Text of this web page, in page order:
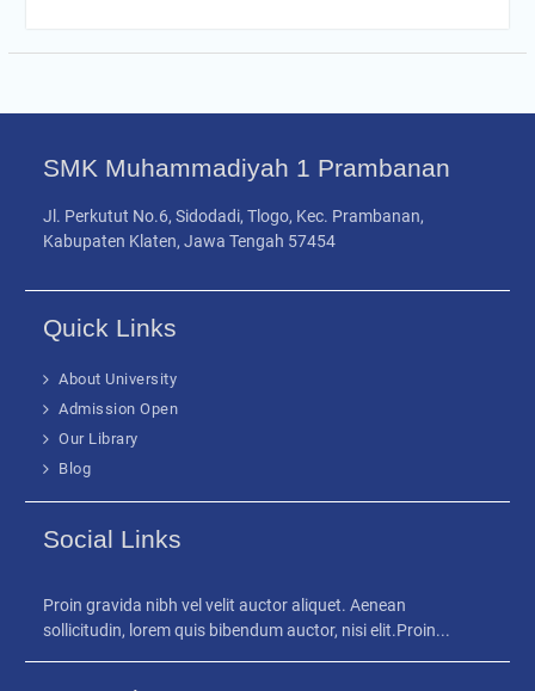
SMK Muhammadiyah 1 Prambanan
Jl. Perkutut No.6, Sidodadi, Tlogo, Kec. Prambanan,
Kabupaten Klaten, Jawa Tengah 57454
Quick Links
About University
Admission Open
Our Library
Blog
Social Links
Proin gravida nibh vel velit auctor aliquet. Aenean
sollicitudin, lorem quis bibendum auctor, nisi elit.Proin...